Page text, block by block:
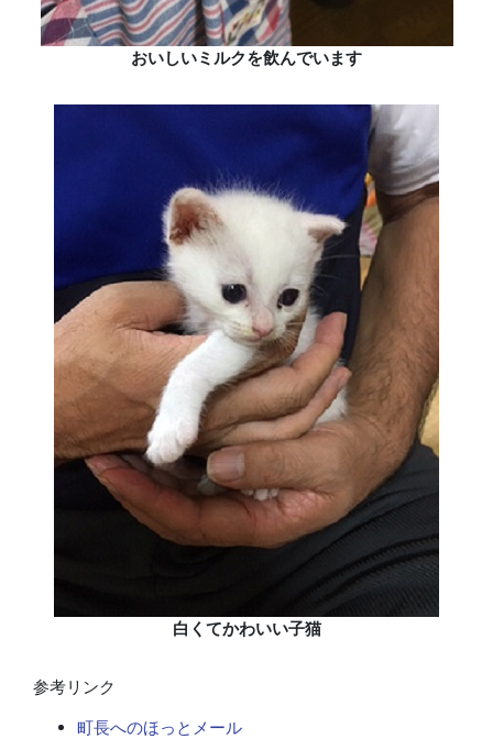
おいしいミルクを飲んでいます
白くてかわいい子猫
参考リンク
町長へのほっとメール